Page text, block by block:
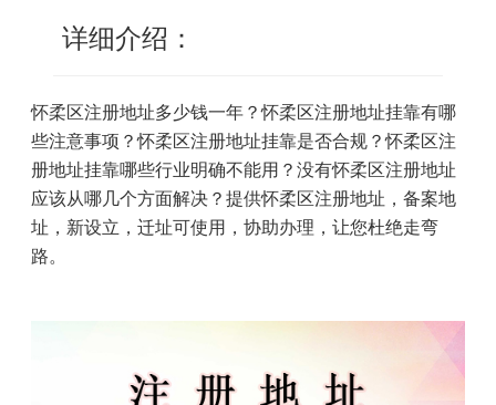
详细介绍：
怀柔区注册地址多少钱一年？怀柔区注册地址挂靠有哪
些注意事项？怀柔区注册地址挂靠是否合规？怀柔区注
册地址挂靠哪些行业明确不能用？没有怀柔区注册地址
应该从哪几个方面解决？提供怀柔区注册地址，备案地
址，新设立，迁址可使用，协助办理，让您杜绝走弯
路。